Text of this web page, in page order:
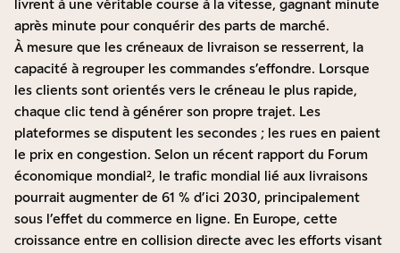
livrent à une véritable course à la vitesse, gagnant minute
après minute pour conquérir des parts de marché.
À mesure que les créneaux de livraison se resserrent, la
capacité à regrouper les commandes s’effondre. Lorsque
les clients sont orientés vers le créneau le plus rapide,
chaque clic tend à générer son propre trajet. Les
plateformes se disputent les secondes ; les rues en paient
le prix en congestion. Selon un récent rapport du Forum
économique mondial², le trafic mondial lié aux livraisons
pourrait augmenter de 61 % d’ici 2030, principalement
sous l’effet du commerce en ligne. En Europe, cette
croissance entre en collision directe avec les efforts visant